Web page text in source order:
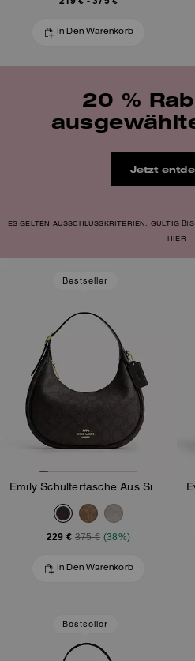
In Den Warenkorb
20 %
Jetzt
ES GELTEN AUSSCHLUSSKRITERIEN. GÜLTIG
HIER
Bestseller
229 € 375 € (38%)
In Den Warenkorb
Bestseller